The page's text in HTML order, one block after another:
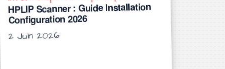
HPLIP Scanner : Guide Installation
Configuration 2026
2 Juin 2026